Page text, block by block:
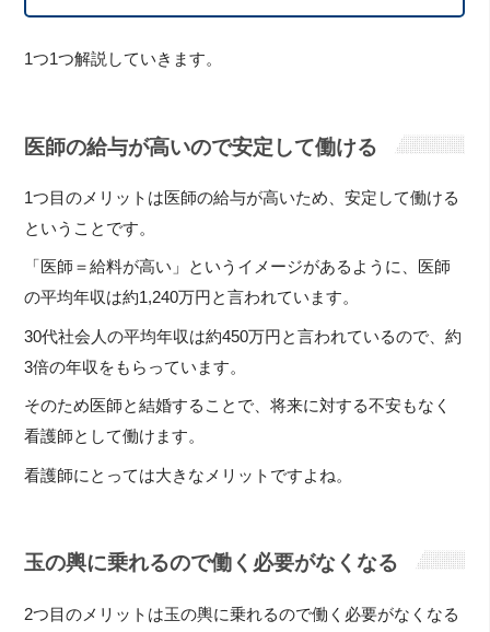
1つ1つ解説していきます。
医師の給与が高いので安定して働ける
1つ目のメリットは医師の給与が高いため、安定して働ける
ということです。
「医師＝給料が高い」というイメージがあるように、医師
の平均年収は約1,240万円と言われています。
30代社会人の平均年収は約450万円と言われているので、約
3倍の年収をもらっています。
そのため医師と結婚することで、将来に対する不安もなく
看護師として働けます。
看護師にとっては大きなメリットですよね。
玉の輿に乗れるので働く必要がなくなる
2つ目のメリットは玉の輿に乗れるので働く必要がなくなる